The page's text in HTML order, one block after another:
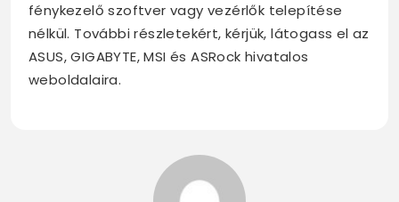
fénykezelő szoftver vagy vezérlők telepítése
nélkül. További részletekért, kérjük, látogass el az
ASUS, GIGABYTE, MSI és ASRock hivatalos
weboldalaira.